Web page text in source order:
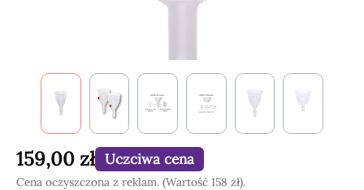
159,00 zł Uczciwa cena
Cena oczyszczona z reklam. (Wartość 158 zł).